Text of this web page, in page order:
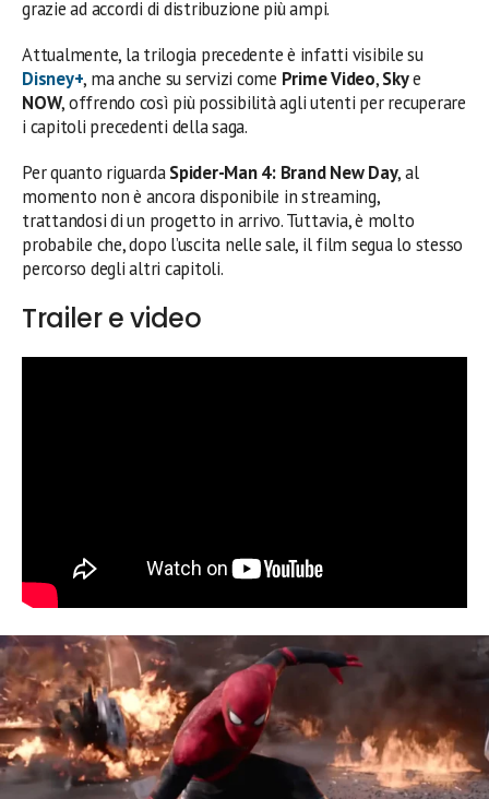
grazie ad accordi di distribuzione più ampi.
Attualmente, la trilogia precedente è infatti visibile su
Disney+, ma anche su servizi come Prime Video,Skye
NOW, offrendo così più possibilità agli utenti per recuperare
i capitoli precedenti della saga.
Per quanto riguardaSpider-Man 4: Brand New Day, al
momento non è ancora disponibile in streaming,
trattandosi di un progetto in arrivo. Tuttavia, è molto
probabile che, dopo l’uscita nelle sale, il film segua lo stesso
percorso degli altri capitoli.
Trailer e video